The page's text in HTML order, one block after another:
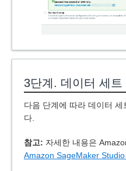
3단계. 데이터 세트
다음 단계에 따라 데이터
다.
참고: 자세한 내용은
Amazon SageMaker Studio